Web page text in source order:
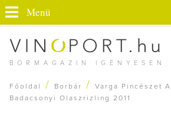
BORMAGAZIN IGÉNYESEN
Menü
Főoldal / Borbár /
Varga Pincészet
Badacsonyi Olaszrizling 2011